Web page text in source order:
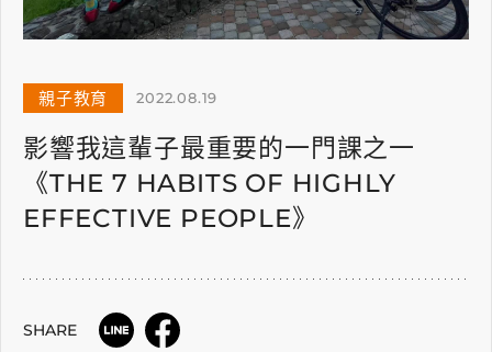
親子教育 2022.08.19
影響我這輩子最重要的一門課之一
《THE 7 HABITS OF HIGHLY
EFFECTIVE PEOPLE》
SHARE